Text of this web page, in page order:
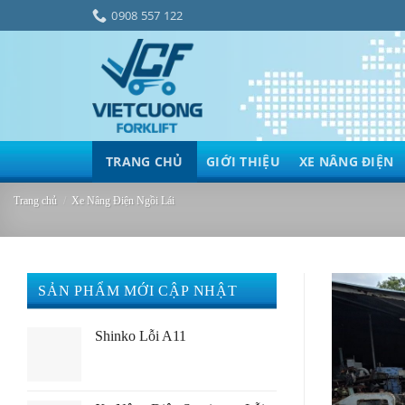
qua
0908 557 122
TRANG CHỦ GIỚI THIỆU XE NÂNG ĐIỆN
Trang chủ Xe Nâng Điện Ngồi Lái
SẢN PHẨM MỚI CẬP NHẬT
Shinko Lỗi A11